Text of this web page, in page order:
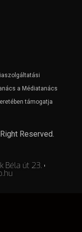
a Médiatanács
támogatja
Reserved.
Béla út 23.